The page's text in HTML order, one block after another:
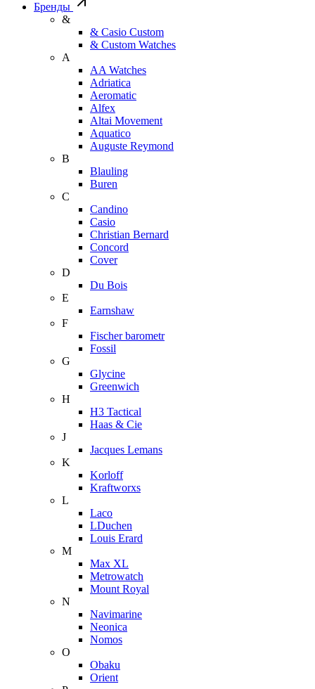
Бренды
&
& Casio Custom
& Custom Watches
A
AA Watches
Adriatica
Aeromatic
Alfex
Altai Movement
Aquatico
Auguste Reymond
B
Blauling
Buren
C
Candino
Casio
Christian Bernard
Concord
Cover
D
Du Bois
E
Earnshaw
F
Fischer barometr
Fossil
G
Glycine
Greenwich
H
H3 Tactical
Haas & Cie
J
Jacques Lemans
K
Korloff
Kraftworxs
L
Laco
LDuchen
Louis Erard
M
Max XL
Metrowatch
Mount Royal
N
Navimarine
Neonica
Nomos
O
Obaku
Orient